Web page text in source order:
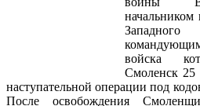
начальником
войска
Смоленск 25
наступательной операции под
После освобождения